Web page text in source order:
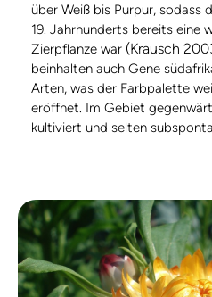
über Weiß bis Purpur, sodass
19. Jahrhunderts bereits eine
Zierpflanze war (Krausch
beinhalten auch Gene
Arten, was der Farbpalette
eröffnet. Im Gebiet
kultiviert und selten